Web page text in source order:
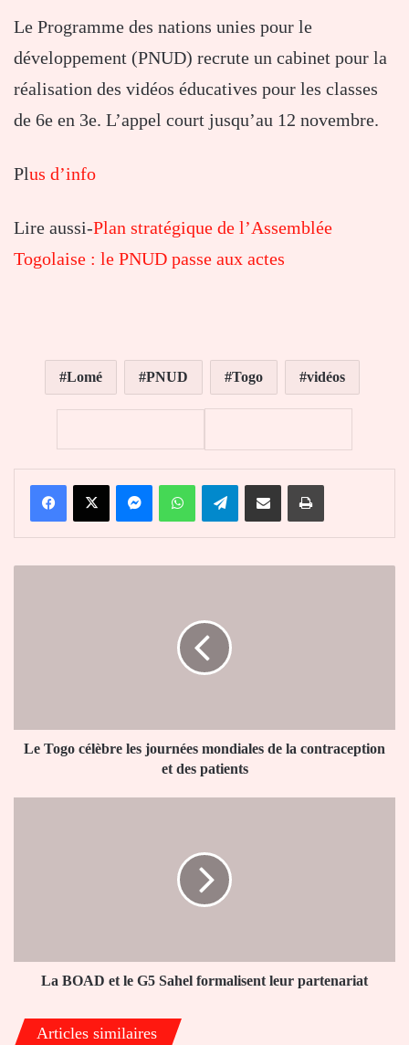
Le Programme des nations unies pour le
développement (PNUD) recrute un cabinet pour la
réalisation des vidéos éducatives pour les classes
de 6e en 3e. L’appel court jusqu’au 12 novembre.
Plus d’info
Lire aussi-Plan stratégique de l’Assemblée
Togolaise : le PNUD passe aux actes
Lomé PNUD Togo vidéos
FacebookX MessengerWhatsAppTelegramPartager par email Imprimer
contraception
Le Togo célèbre les journées mondiales de la contraception
et des patients
partenariat
La BOAD et le G5 Sahel formalisent leur partenariat
Articles similaires